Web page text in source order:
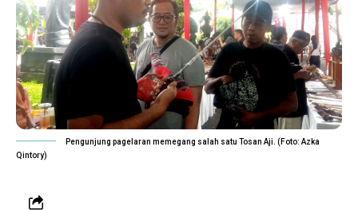
Pengunjung pagelaran memegang salah satu Tosan Aji. (Foto: Azka
Qintory)